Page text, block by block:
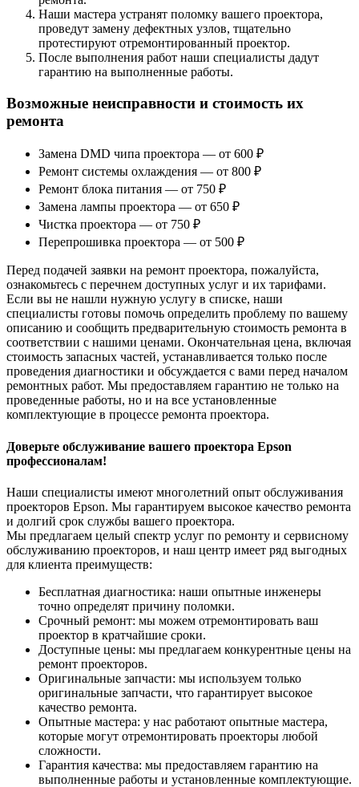
Наши мастера устранят поломку вашего проектора,
проведут замену дефектных узлов, тщательно
протестируют отремонтированный проектор.
После выполнения работ наши специалисты дадут
гарантию на выполненные работы.
Возможные неисправности и стоимость их
ремонта
Замена DMD чипа проектора — от 600 ₽
Ремонт системы охлаждения — от 800 ₽
Ремонт блока питания — от 750 ₽
Замена лампы проектора — от 650 ₽
Чистка проектора — от 750 ₽
Перепрошивка проектора — от 500 ₽
Перед подачей заявки на ремонт проектора, пожалуйста,
ознакомьтесь с перечнем доступных услуг и их тарифами.
Если вы не нашли нужную услугу в списке, наши
специалисты готовы помочь определить проблему по вашему
описанию и сообщить предварительную стоимость ремонта в
соответствии с нашими ценами. Окончательная цена, включая
стоимость запасных частей, устанавливается только после
проведения диагностики и обсуждается с вами перед началом
ремонтных работ. Мы предоставляем гарантию не только на
проведенные работы, но и на все установленные
комплектующие в процессе ремонта проектора.
Доверьте обслуживание вашего проектора Epson
профессионалам!
Наши специалисты имеют многолетний опыт обслуживания
проекторов Epson. Мы гарантируем высокое качество ремонта
и долгий срок службы вашего проектора.
Мы предлагаем целый спектр услуг по ремонту и сервисному
обслуживанию проекторов, и наш центр имеет ряд выгодных
для клиента преимуществ:
Бесплатная диагностика: наши опытные инженеры
точно определят причину поломки.
Срочный ремонт: мы можем отремонтировать ваш
проектор в кратчайшие сроки.
Доступные цены: мы предлагаем конкурентные цены на
ремонт проекторов.
Оригинальные запчасти: мы используем только
оригинальные запчасти, что гарантирует высокое
качество ремонта.
Опытные мастера: у нас работают опытные мастера,
которые могут отремонтировать проекторы любой
сложности.
Гарантия качества: мы предоставляем гарантию на
выполненные работы и установленные комплектующие.